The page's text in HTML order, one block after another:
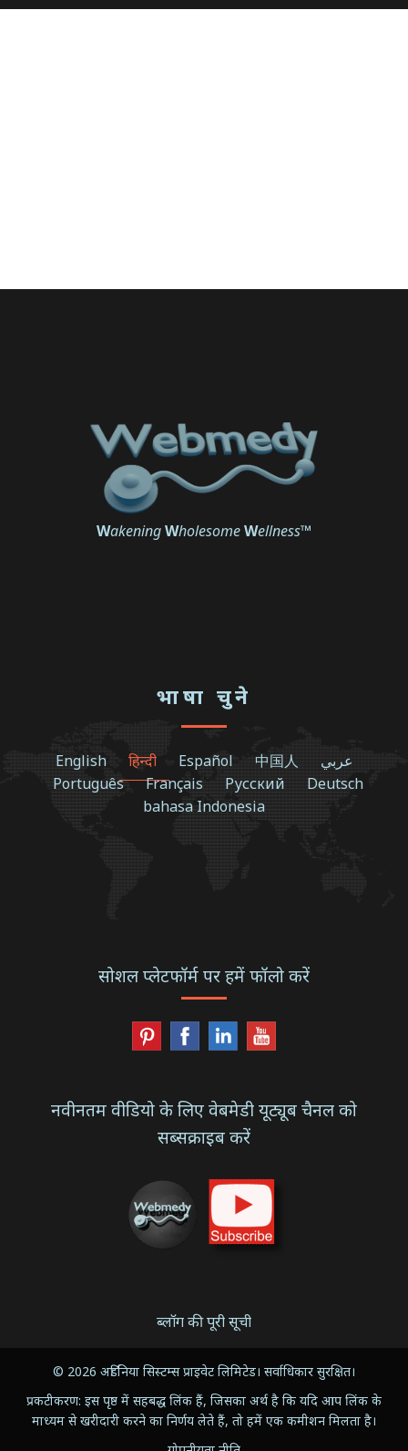
WakeningWholesomeWellness™
भाषा चुने
English हिन्दी Español 中国人
عربي
Português
Français Русский
Deutsch
bahasa Indonesia
सोशल प्लेटफॉर्म पर हमें फॉलो करें
नवीनतम वीडियो के लिए वेबमेडी यूट्यूब चैनल को
सब्सक्राइब करें
ब्लॉग की पूरी सूची
© 2026 अर्डिनिया सिस्टम्स प्राइवेट लिमिटेड। सर्वाधिकार सुरक्षित।
प्रकटीकरण: इस पृष्ठ में सहबद्ध लिंक हैं, जिसका अर्थ है कि यदि आप लिंक के
माध्यम से खरीदारी करने का निर्णय लेते हैं, तो हमें एक कमीशन मिलता है।